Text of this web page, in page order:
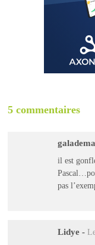
5 commentaires
il est
pas
Lidye -